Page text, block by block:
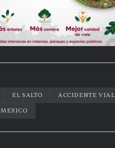
EL SALTO ACCIDENTE VIAL
MEXICO